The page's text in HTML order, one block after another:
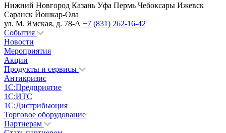
Нижний Новгород Казань Уфа Пермь Чебоксары Ижевск
Саранск Йошкар-Ола
ул. М. Ямская, д. 78-А +7 (831) 262-16-42
События
Новости
Мероприятия
Акции
Продукты и сервисы
Антикризис
1С:Предприятие
1С:ИТС
1С:Дистрибьюция
Торговое оборудование
Партнерам